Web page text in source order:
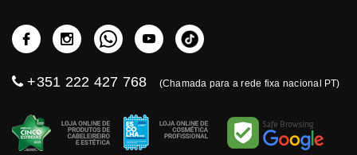
+351 222 427 768 (Chamada para a rede fixa nacional PT)